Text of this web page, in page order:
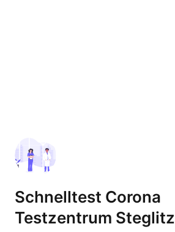
Schnelltest Corona
Testzentrum Steglitz